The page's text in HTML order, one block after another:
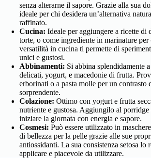
senza alterarne il sapore. Grazie alla sua
ideale per chi desidera un’alternativa
raffinato.
Cucina: Ideale per aggiungere a ricette di
torte, o come ingrediente in marinature per
versatilità in cucina ti permette di
unici e gustosi.
Abbinamenti: Si abbina splendidamente
delicati, yogurt, e macedonie di frutta.
erborinati o a pasta molle per un contrasto
sorprendente.
Colazione: Ottimo con yogurt e frutta
nutriente e gustosa. Aggiungilo al porridge
iniziare la giornata con energia e sapore.
Cosmesi: Può essere utilizzato in
di bellezza per la pelle grazie alle sue
antiossidanti. La sua consistenza setosa lo
applicare e piacevole da utilizzare.